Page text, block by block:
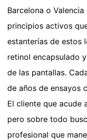
Barcelona o
principios activos
estanterías de estos
retinol encapsulado
de las pantallas.
de años de ensayos
El cliente que acude
pero sobre todo
profesional que